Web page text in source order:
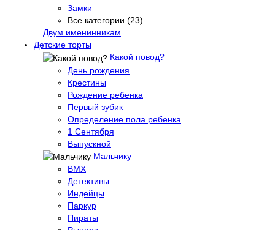
Замки
Все категории (23)
Двум именинникам
Детские торты
Какой повод?
День рождения
Крестины
Рождение ребенка
Первый зубик
Определение пола ребенка
1 Сентября
Выпускной
Мальчику
BMX
Детективы
Индейцы
Паркур
Пираты